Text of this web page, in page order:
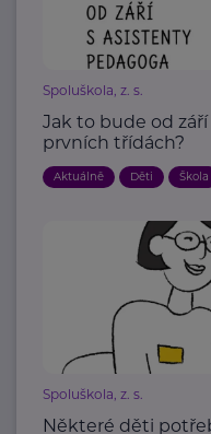
Spoluškola, z. s.
Jak to bude od
prvních třídách?
Aktuálně Děti Škola
Spoluškola, z. s.
Některé děti